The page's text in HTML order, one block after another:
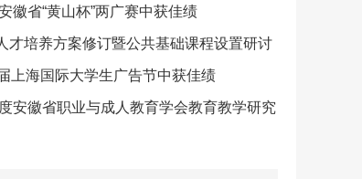
徽省“黄山杯”两广赛中获佳绩
才培养方案修订暨公共基础课程设置研讨
上海国际大学生广告节中获佳绩
安徽省职业与成人教育学会教育教学研究